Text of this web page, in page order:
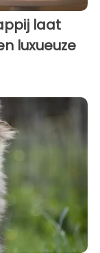
laat
luxueuze